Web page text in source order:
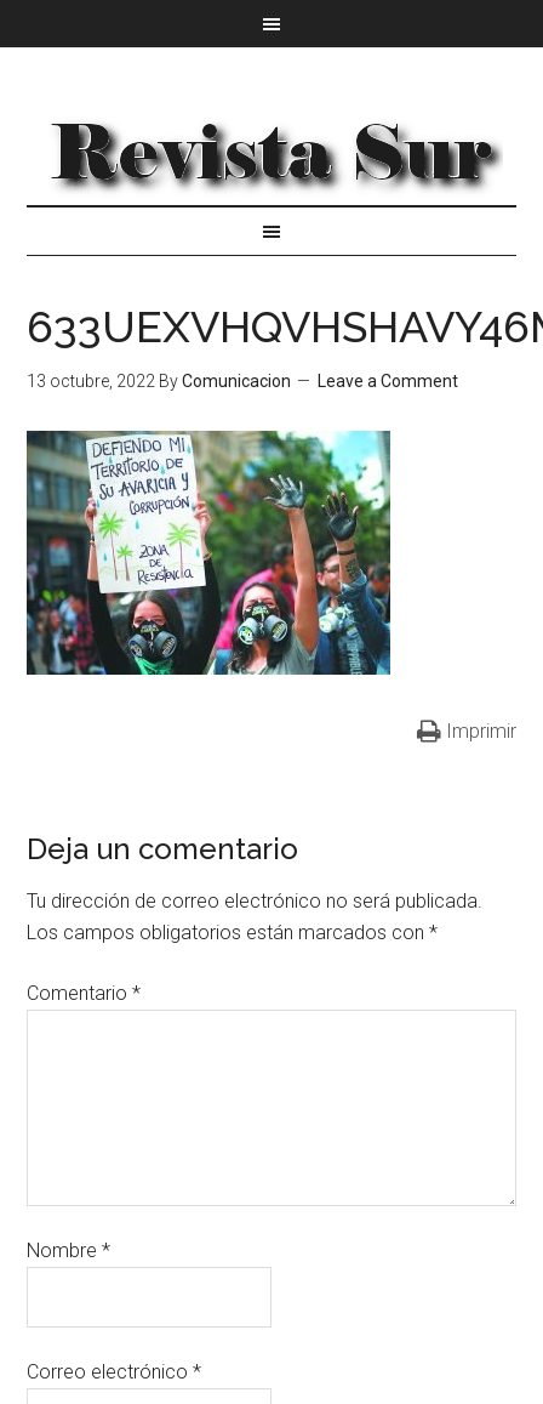
13 octubre, 2022 ByComunicacion Leave a Comment
Imprimir
Deja un comentario
Tu dirección de correo electrónico no será publicada.
Los campos obligatorios están marcados con*
Comentario*
Nombre*
Correo electrónico*